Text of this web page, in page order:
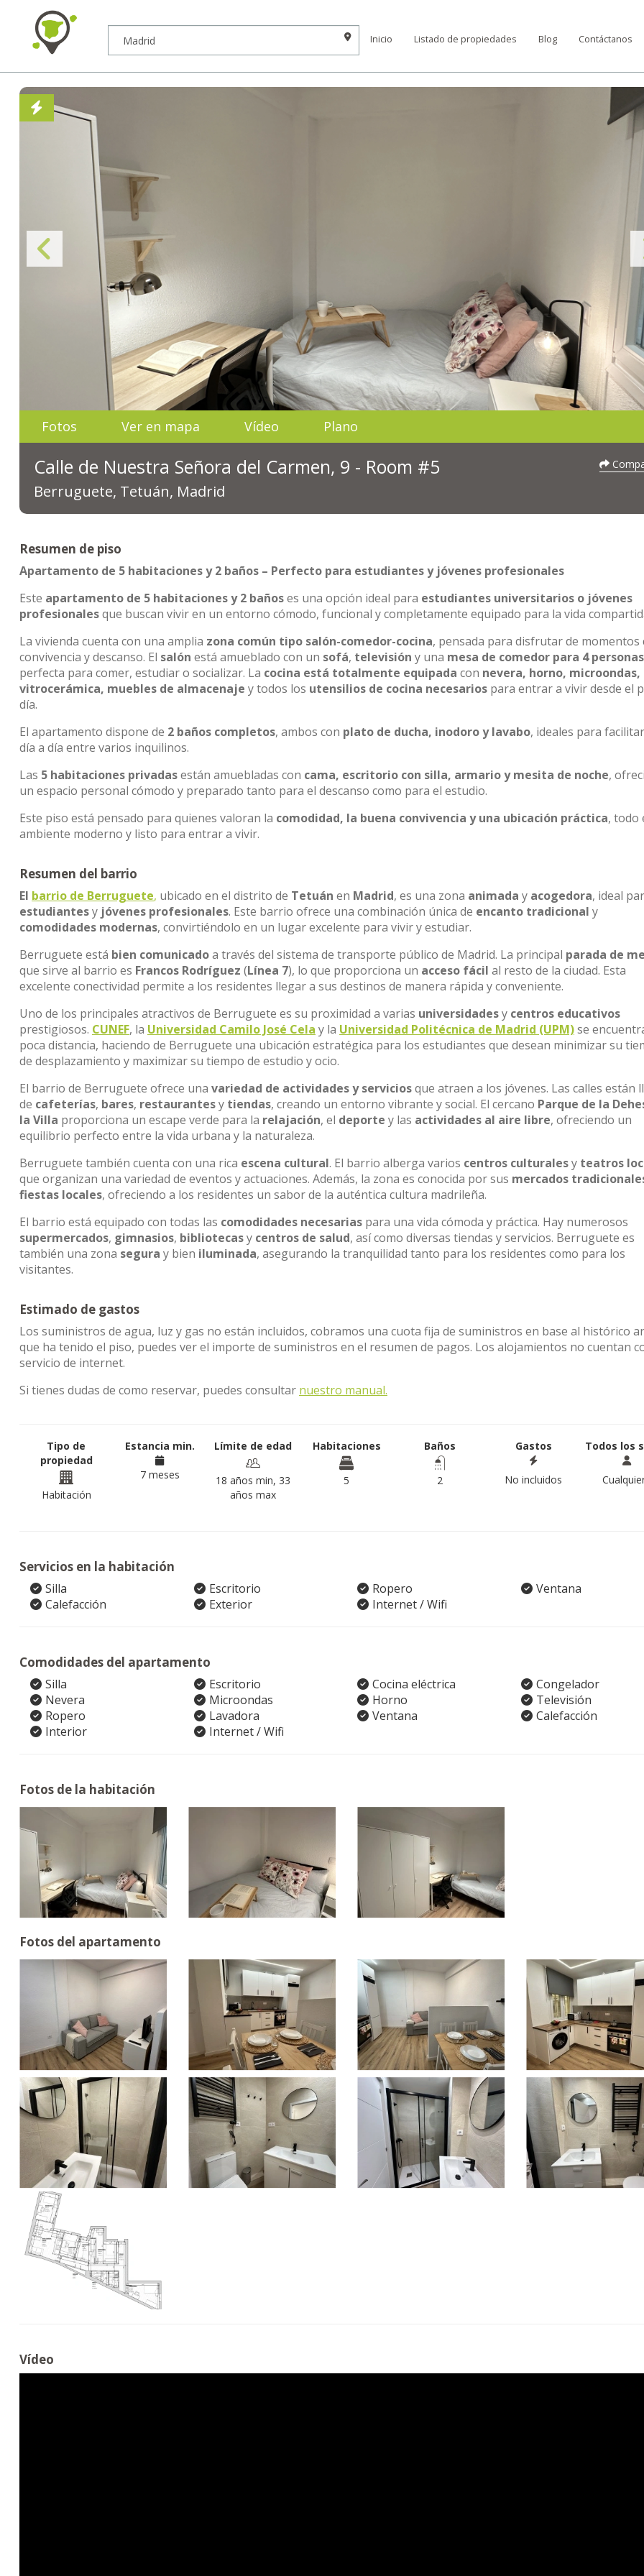
Inicio Listado de propiedades Blog Contáctanos
Fotos Ver en mapa Vídeo Plano
Calle de Nuestra Señora del Carmen, 9 - Room #5
Berruguete, Tetuán, Madrid
Resumen de piso
Apartamento de 5 habitaciones y 2 baños – Perfecto para estudiantes y jóvenes profesionales
Este apartamento de 5 habitaciones y 2 bañoses una opción ideal para estudiantes universitarios o jóvenes
profesionalesque buscan vivir en un entorno cómodo, funcional y completamente equipado para la vida
La vivienda cuenta con una amplia zona común tipo salón-comedor-cocina, pensada para disfrutar de momentos
convivencia y descanso. El salón está amueblado con un sofá, televisión y una mesa de comedor para 4 personas
perfecta para comer, estudiar o socializar. La cocina está totalmente equipada con nevera, horno, microondas,
vitrocerámica, muebles de almacenaje y todos los utensilios de cocina necesarios para entrar a vivir desde el
día.
El apartamento dispone de 2 baños completos, ambos con plato de ducha, inodoro y lavabo, ideales para
día a día entre varios inquilinos.
Las 5 habitaciones privadasestán amuebladas con cama, escritorio con silla, armario y mesita de noche,
un espacio personal cómodo y preparado tanto para el descanso como para el estudio.
Este piso está pensado para quienes valoran la comodidad, la buena convivencia y una ubicación práctica, todo
ambiente moderno y listo para entrar a vivir.
Resumen del barrio
El barrio de Berruguete, ubicado en el distrito de Tetuán en Madrid, es una zona animada y acogedora, ideal
estudiantesy jóvenes profesionales. Este barrio ofrece una combinación única de encanto tradicional y
comodidades modernas, convirtiéndolo en un lugar excelente para vivir y estudiar.
Berruguete está bien comunicadoa través del sistema de transporte público de Madrid. La principal parada de
que sirve al barrio es Francos Rodríguez (Línea 7), lo que proporciona un acceso fácil al resto de la ciudad. Esta
excelente conectividad permite a los residentes llegar a sus destinos de manera rápida y conveniente.
Uno de los principales atractivos de Berruguete es su proximidad a varias universidadesy centros educativos
prestigiosos. CUNEF, la Universidad Camilo José Cela y la Universidad Politécnica de Madrid (UPM)se
poca distancia, haciendo de Berruguete una ubicación estratégica para los estudiantes que desean minimizar su
de desplazamiento y maximizar su tiempo de estudio y ocio.
El barrio de Berruguete ofrece una variedad de actividades y serviciosque atraen a los jóvenes. Las calles están
de cafeterías, bares, restaurantesy tiendas, creando un entorno vibrante y social. El cercano Parque de la
la Villa proporciona un escape verde para la relajación, el deporte y las actividades al aire libre, ofreciendo un
equilibrio perfecto entre la vida urbana y la naturaleza.
Berruguete también cuenta con una rica escena cultural. El barrio alberga varios centros culturalesy teatros
que organizan una variedad de eventos y actuaciones. Además, la zona es conocida por sus mercados
fiestas locales, ofreciendo a los residentes un sabor de la auténtica cultura madrileña.
El barrio está equipado con todas las comodidades necesarias para una vida cómoda y práctica. Hay numerosos
supermercados, gimnasios, bibliotecasy centros de salud, así como diversas tiendas y servicios. Berruguete es
también una zona segura y bien iluminada, asegurando la tranquilidad tanto para los residentes como para los
visitantes.
Estimado de gastos
Los suministros de agua, luz y gas no están incluidos, cobramos una cuota fija de suministros en base al histórico
que ha tenido el piso, puedes ver el importe de suministros en el resumen de pagos. Los alojamientos no cuentan
servicio de internet.
Si tienes dudas de como reservar, puedes consultar nuestro manual.
Tipo de
propiedad
Habitación
Estancia min.
7 meses
Límite de edad
18 años min, 33
años max
Habitaciones
5
Baños
2
Gastos
No incluidos
Todos los
Servicios en la habitación
Silla Escritorio Ropero
Ventana
Calefacción
Exterior Internet / Wifi
Comodidades del apartamento
Silla Escritorio Cocina eléctrica
Congelador
Nevera
Microondas Horno
Televisión
Ropero
Lavadora Ventana
Calefacción
Interior
Internet / Wifi
Fotos de la habitación
Fotos del apartamento
Vídeo